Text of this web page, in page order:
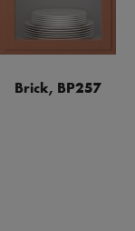
Brick, BP257